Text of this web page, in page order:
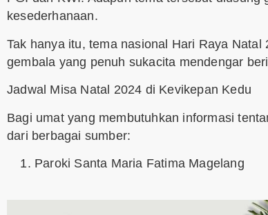
kesederhanaan.
Tak hanya itu, tema nasional Hari Raya
gembala yang penuh sukacita mendengar
Jadwal Misa Natal 2024 di Kevikepan Kedu
Bagi umat yang membutuhkan informasi
dari berbagai sumber:
Paroki Santa Maria Fatima Magelang